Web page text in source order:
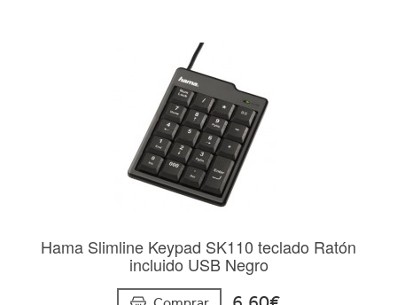
Hama Slimline Keypad SK110 teclado Ratón
incluido USB Negro